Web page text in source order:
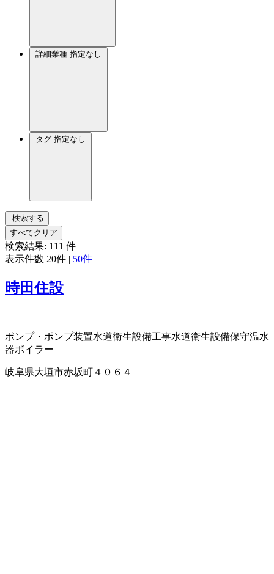
詳細業種 指定なし
タグ 指定なし
検索する
すべてクリア
検索結果: 111 件
表示件数 20件 | 50件
時田住設
ポンプ・ポンプ装置水道衛生設備工事水道衛生設備保守温水
器ボイラー
岐阜県大垣市赤坂町４０６４